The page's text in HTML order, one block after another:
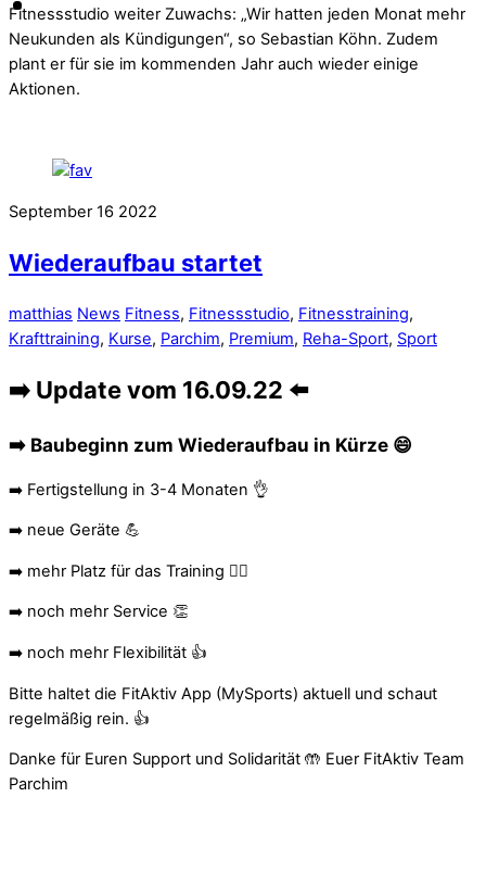
Fitnessstudio weiter Zuwachs: „Wir hatten jeden Monat mehr
Neukunden als Kündigungen“, so Sebastian Köhn. Zudem
plant er für sie im kommenden Jahr auch wieder einige
Aktionen.
September 16 2022
Wiederaufbau startet
matthias News Fitness, Fitnessstudio, Fitnesstraining,
Krafttraining, Kurse, Parchim, Premium, Reha-Sport, Sport
➡️ Update vom 16.09.22 ⬅️
➡️ Baubeginn zum Wiederaufbau in Kürze 😄
➡️ Fertigstellung in 3-4 Monaten 👌
➡️ neue Geräte 💪
➡️ mehr Platz für das Training 🏋️‍♀️
➡️ noch mehr Service 👏
➡️ noch mehr Flexibilität 👍
Bitte haltet die FitAktiv App (MySports) aktuell und schaut
regelmäßig rein. 👍
Danke für Euren Support und Solidarität 🤲 Euer FitAktiv Team
Parchim